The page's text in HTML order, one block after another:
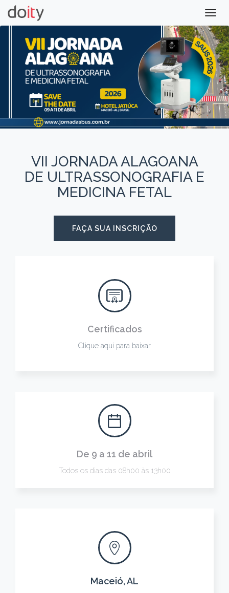
VII JORNADA ALAGOANA
DE ULTRASSONOGRAFIA E
MEDICINA FETAL
FAÇA SUA INSCRIÇÃO
Certificados
Clique aqui para baixar
De 9 a 11 de abril
Todos os dias das 08h00 às 13h00
Maceió, AL